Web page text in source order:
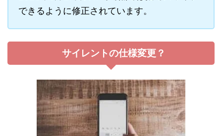
できるように修正されています。
サイレントの仕様変更？